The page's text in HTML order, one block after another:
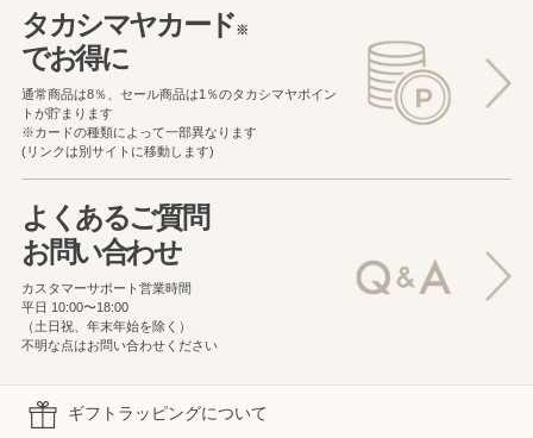
タカシマヤカード※
でお得に
通常商品は8％、セール商品は1％のタカシマヤポイン
トが貯まります
※カードの種類によって一部異なります
(リンクは別サイトに移動します)
よくあるご質問
お問い合わせ
カスタマーサポート営業時間
平日 10:00〜18:00
（土日祝、年末年始を除く）
不明な点はお問い合わせください
ギフトラッピングについて